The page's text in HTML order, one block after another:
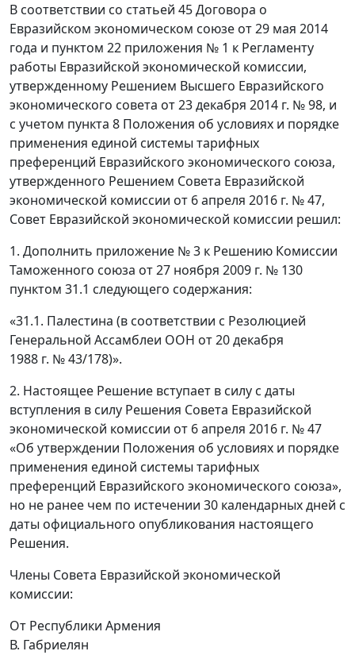
В соответствии со статьей 45 Договора о
Евразийском экономическом союзе от 29 мая 2014
года и пунктом 22 приложения № 1 к Регламенту
работы Евразийской экономической комиссии,
утвержденному Решением Высшего Евразийского
экономического совета от 23 декабря 2014 г. № 98, и
с учетом пункта 8 Положения об условиях и порядке
применения единой системы тарифных
преференций Евразийского экономического союза,
утвержденного Решением Совета Евразийской
экономической комиссии от 6 апреля 2016 г. № 47,
Совет Евразийской экономической комиссии решил:
1. Дополнить приложение № 3 к Решению Комиссии
Таможенного союза от 27 ноября 2009 г. № 130
пунктом 31.1 следующего содержания:
«31.1. Палестина (в соответствии с Резолюцией
Генеральной Ассамблеи ООН от 20 декабря
1988 г. № 43/178)».
2. Настоящее Решение вступает в силу с даты
вступления в силу Решения Совета Евразийской
экономической комиссии от 6 апреля 2016 г. № 47
«Об утверждении Положения об условиях и порядке
применения единой системы тарифных
преференций Евразийского экономического союза»,
но не ранее чем по истечении 30 календарных дней с
даты официального опубликования настоящего
Решения.
Члены Совета Евразийской экономической
комиссии:
От Республики Армения
В. Габриелян